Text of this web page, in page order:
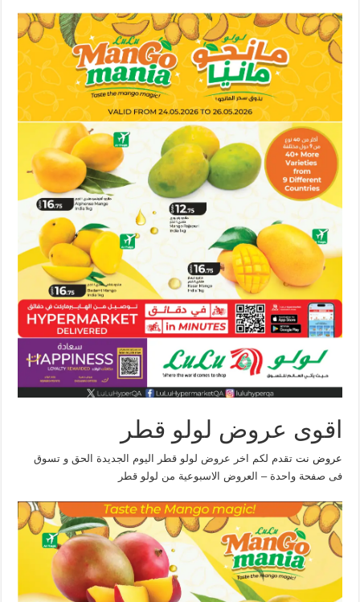
اقوى عروض لولو قطر
عروض نتتقدم لكم اخر عروض لولو قطر اليوم الجديدة الحق و تسوق
فى صفحة واحدة – العروض الاسبوعية من لولو قطر